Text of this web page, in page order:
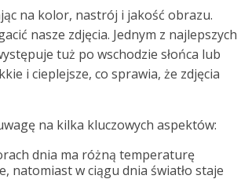
na kolor, nastrój i jakość obrazu.
nasze zdjęcia. Jednym z najlepszych
tuż po wschodzie słońca lub
i cieplejsze, co sprawia, że zdjęcia
na kilka kluczowych aspektów:
dnia ma różną temperaturę
natomiast w ciągu dnia światło staje